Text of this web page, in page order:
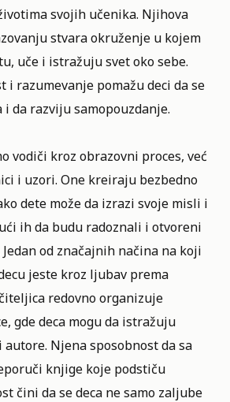
svojih učenika. Njihova
stvara okruženje u kojem
uče i istražuju svet oko sebe.
razumevanje pomažu deci da se
i da razviju samopouzdanje.
vodiči kroz obrazovni proces, već
i uzori. One kreiraju bezbedno
dete može da izrazi svoje misli i
ih da budu radoznali i otvoreni
Jedan od značajnih načina na koji
jeste kroz ljubav prema
redovno organizuje
gde deca mogu da istražuju
Njena sposobnost da sa
knjige koje podstiču
čini da se deca ne samo zaljube